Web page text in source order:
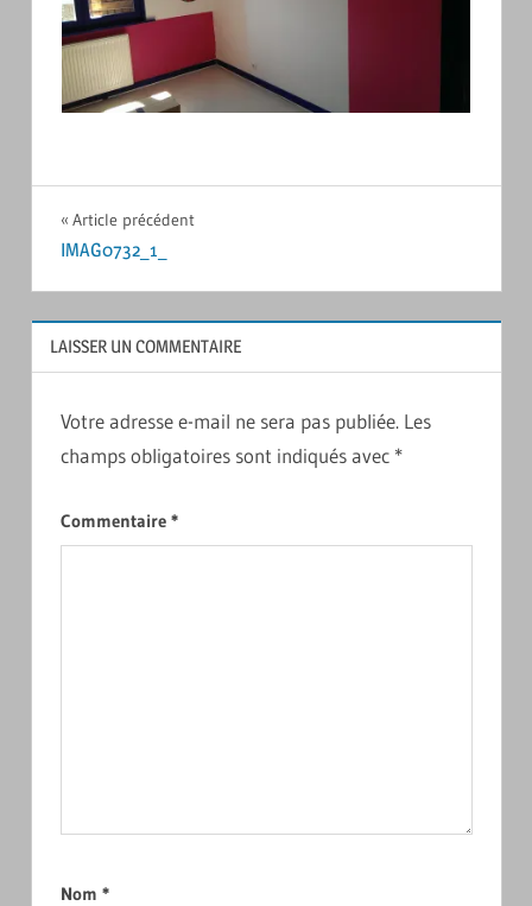
Navigation
l’article
Article précédent
IMAG0732_1_
LAISSER UN COMMENTAIRE
Votre adresse e-mail ne sera pas publiée. Les
champs obligatoires sont indiqués avec *
Commentaire *
Nom *